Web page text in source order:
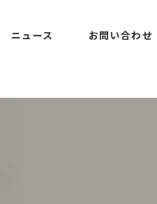
ニュース お問い合わせ